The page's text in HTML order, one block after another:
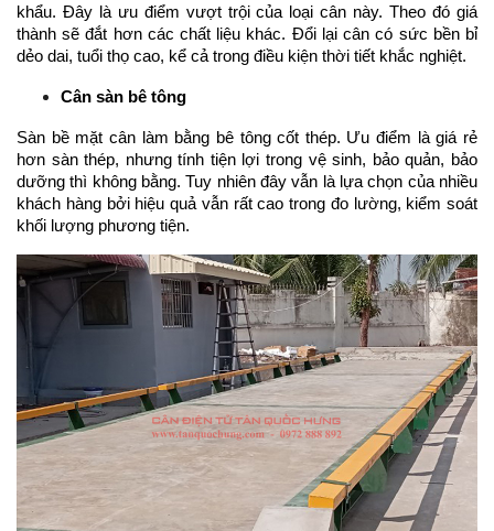
khẩu. Đây là ưu điểm vượt trội của loại cân này. Theo đó giá
thành sẽ đắt hơn các chất liệu khác. Đổi lại cân có sức bền bỉ
dẻo dai, tuổi thọ cao, kể cả trong điều kiện thời tiết khắc nghiệt.
Cân sàn bê tông
Sàn bề mặt cân làm bằng bê tông cốt thép. Ưu điểm là giá rẻ
hơn sàn thép, nhưng tính tiện lợi trong vệ sinh, bảo quản, bảo
dưỡng thì không bằng. Tuy nhiên đây vẫn là lựa chọn của nhiều
khách hàng bởi hiệu quả vẫn rất cao trong đo lường, kiểm soát
khối lượng phương tiện.